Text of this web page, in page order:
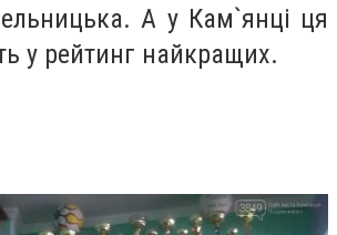
А у Кам`янці ця
у рейтинг найкращих.